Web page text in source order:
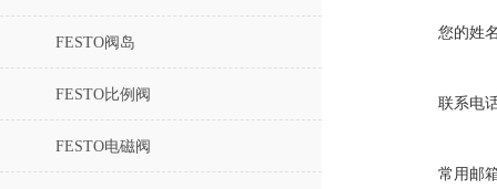
FESTO阀岛
FESTO比例阀
FESTO电磁阀
您的姓
联系电
常用邮